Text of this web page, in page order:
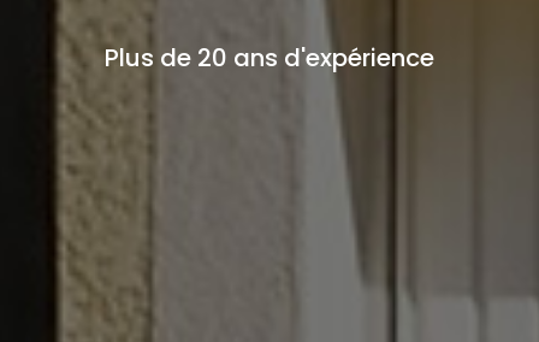
Plus de 20 ans d'expérience